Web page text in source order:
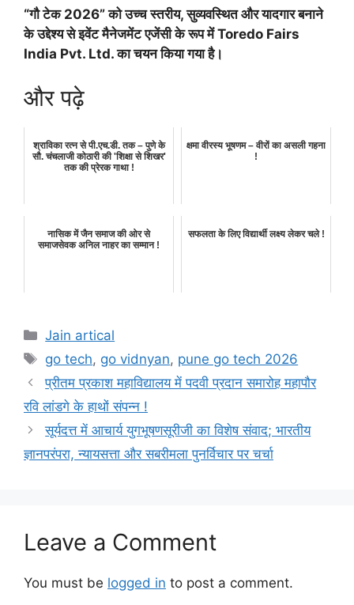
“गौ टेक 2026” को उच्च स्तरीय, सुव्यवस्थित और यादगार बनाने
के उद्देश्य से इवेंट मैनेजमेंट एजेंसी के रूप में Toredo Fairs
India Pvt. Ltd. का चयन किया गया है।
और पढ़े
श्राविका रत्न से पी.एच.डी. तक – पुणे के
सौ. चंचलाजी कोठारी की 'शिक्षा से शिखर'
तक की प्रेरक गाथा !
क्षमा वीरस्य भूषणम – वीरों का असली गहना
!
नासिक में जैन समाज की ओर से
समाजसेवक अनिल नाहर का सम्मान !
सफलता के लिए विद्यार्थी लक्ष्य लेकर चले !
Categories
Jain artical
Tags
go tech, go vidnyan, pune go tech 2026
प्रीतम प्रकाश महाविद्यालय में पदवी प्रदान समारोह महापौर
रवि लांडगे के हाथों संपन्न !
सूर्यदत्त में आचार्य युगभूषणसूरीजी का विशेष संवाद; भारतीय
ज्ञानपरंपरा, न्यायसत्ता और सबरीमला पुनर्विचार पर चर्चा
Leave a Comment
You must be logged in to post a comment.